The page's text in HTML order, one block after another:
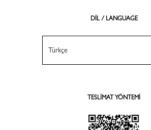
DİL / LANGUAGE
Türkçe
TESLIMAT YÖNTEMI